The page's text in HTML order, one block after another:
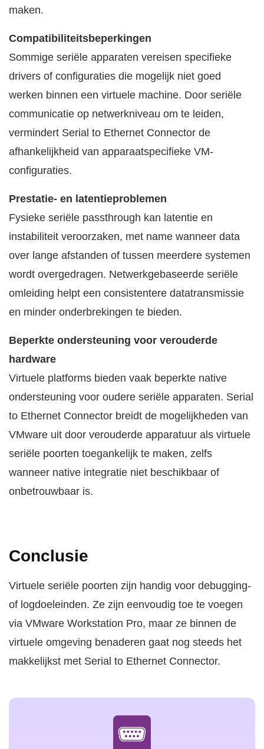
maken.
Compatibiliteitsbeperkingen
Sommige seriële apparaten vereisen specifieke
drivers of configuraties die mogelijk niet goed
werken binnen een virtuele machine. Door seriële
communicatie op netwerkniveau om te leiden,
vermindert Serial to Ethernet Connector de
afhankelijkheid van apparaatspecifieke VM-
configuraties.
Prestatie- en latentieproblemen
Fysieke seriële passthrough kan latentie en
instabiliteit veroorzaken, met name wanneer data
over lange afstanden of tussen meerdere systemen
wordt overgedragen. Netwerkgebaseerde seriële
omleiding helpt een consistentere datatransmissie
en minder onderbrekingen te bieden.
Beperkte ondersteuning voor verouderde
hardware
Virtuele platforms bieden vaak beperkte native
ondersteuning voor oudere seriële apparaten. Serial
to Ethernet Connector breidt de mogelijkheden van
VMware uit door verouderde apparatuur als virtuele
seriële poorten toegankelijk te maken, zelfs
wanneer native integratie niet beschikbaar of
onbetrouwbaar is.
Conclusie
Virtuele seriële poorten zijn handig voor debugging-
of logdoeleinden. Ze zijn eenvoudig toe te voegen
via VMware Workstation Pro, maar ze binnen de
virtuele omgeving benaderen gaat nog steeds het
makkelijkst met Serial to Ethernet Connector.